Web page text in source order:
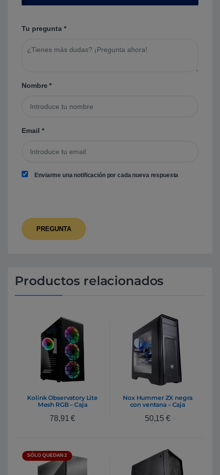
Tu pregunta *
Nombre*
Email *
Enviarme una notificación por cada nueva respuesta
Productos relacionados
Kolink Observatory Lite
Mesh RGB – Caja
78,91€
Nox Hummer ZX negra
con ventana – Caja
50,15 €
SÓLO QUEDAN 2